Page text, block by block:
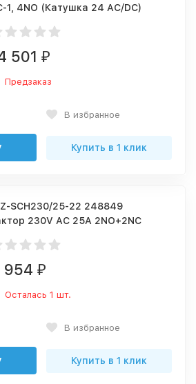
1, 4NO (Катушка 24 AC/DC)
501 ₽
Предзаказ
В избранное
Купить в 1 клик
Z-SCH230/25-22 248849
230V AC 25A 2NO+2NC
954 ₽
Осталась 1 шт.
В избранное
Купить в 1 клик